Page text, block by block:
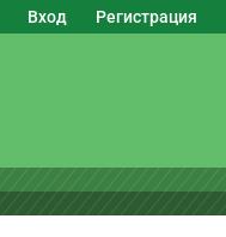
Вход Регистрация